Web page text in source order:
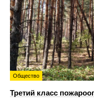
Общество
Третий класс